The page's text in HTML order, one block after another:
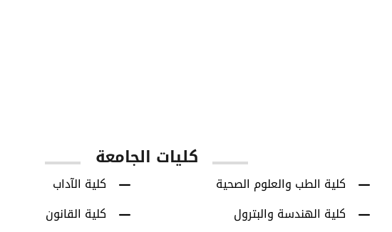
كليات الجامعة
كلية الآداب
كلية القانون
كلية الطب والعلوم الصحية
كلية الهندسة والبترول